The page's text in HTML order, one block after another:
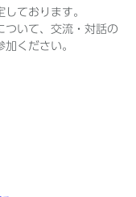
ております。
ついて、交流・対話の
ください。